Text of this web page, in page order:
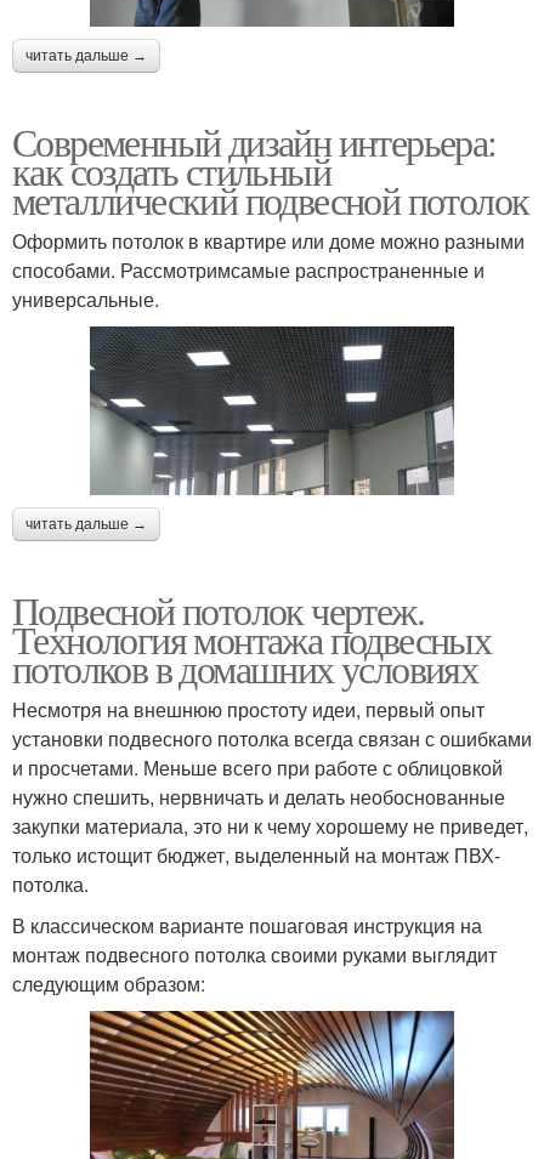
читать дальше →
Современный дизайн интерьера:
как создать стильный
металлический подвесной потолок
Оформить потолок в квартире или доме можно разными
способами. Рассмотримсамые распространенные и
универсальные.
читать дальше →
Подвесной потолок чертеж.
Технология монтажа подвесных
потолков в домашних условиях
Несмотря на внешнюю простоту идеи, первый опыт
установки подвесного потолка всегда связан с ошибками
и просчетами. Меньше всего при работе с облицовкой
нужно спешить, нервничать и делать необоснованные
закупки материала, это ни к чему хорошему не приведет,
только истощит бюджет, выделенный на монтаж ПВХ-
потолка.
В классическом варианте пошаговая инструкция на
монтаж подвесного потолка своими руками выглядит
следующим образом: